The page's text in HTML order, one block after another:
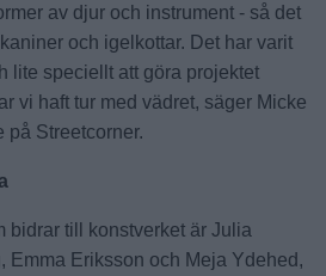
av djur och instrument - så det
och igelkottar. Det har varit
lite speciellt att göra projektet
vi haft tur med vädret, säger Micke
på Streetcorner.
bidrar till konstverket är Julia
Emma Eriksson och Meja Ydehed,